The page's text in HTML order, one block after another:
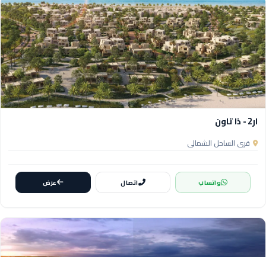
ار2 - ذا تاون
قرى الساحل الشمالي
واتساب اتصال عرض